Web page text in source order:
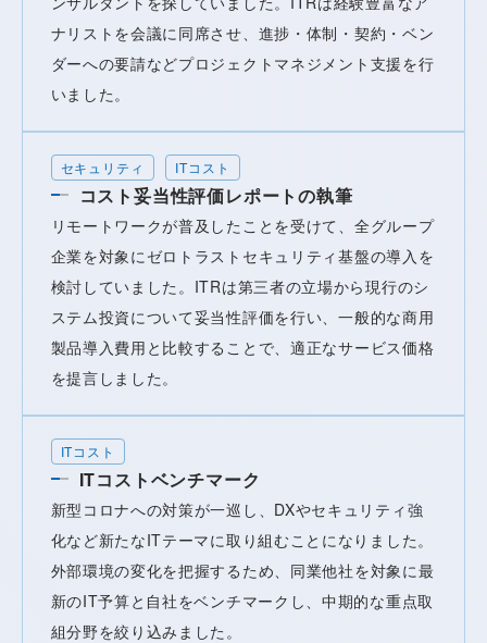
ナリストを会議に同席させ、進捗・体制・契約・ベン
ダーへの要請などプロジェクトマネジメント支援を行
いました。
セキュリティ ITコスト
コスト妥当性評価レポートの執筆
リモートワークが普及したことを受けて、全グループ
企業を対象にゼロトラストセキュリティ基盤の導入を
検討していました。ITRは第三者の立場から現行のシ
ステム投資について妥当性評価を行い、一般的な商用
製品導入費用と比較することで、適正なサービス価格
を提言しました。
ITコスト
ITコストベンチマーク
新型コロナへの対策が一巡し、DXやセキュリティ強
化など新たなITテーマに取り組むことになりました。
外部環境の変化を把握するため、同業他社を対象に最
新のIT予算と自社をベンチマークし、中期的な重点取
組分野を絞り込みました。